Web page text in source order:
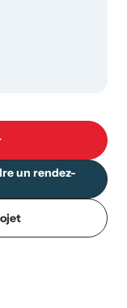
un rendez-